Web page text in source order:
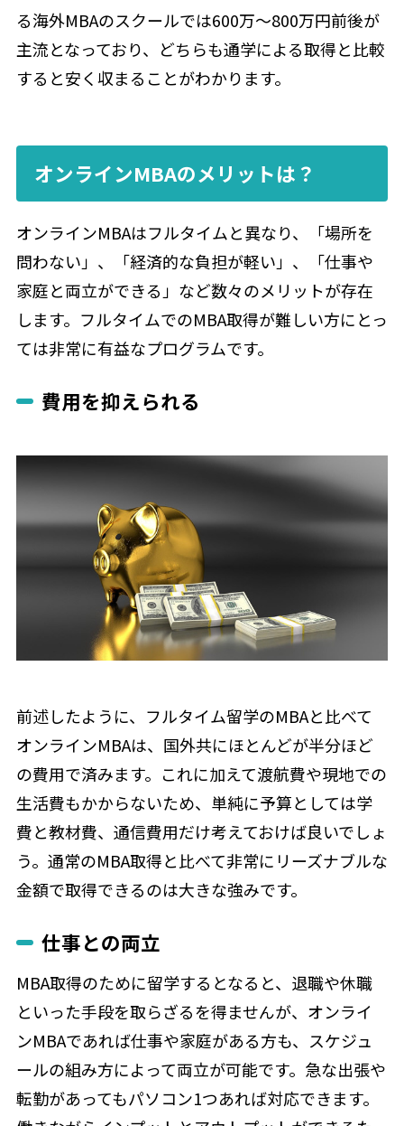
る海外MBAのスクールでは600万〜800万円前後が
主流となっており、どちらも通学による取得と比較
すると安く収まることがわかります。
オンラインMBAのメリットは？
オンラインMBAはフルタイムと異なり、「場所を
問わない」、「経済的な負担が軽い」、「仕事や
家庭と両立ができる」など数々のメリットが存在
します。フルタイムでのMBA取得が難しい方にとっ
ては非常に有益なプログラムです。
費用を抑えられる
前述したように、フルタイム留学のMBAと比べて
オンラインMBAは、国外共にほとんどが半分ほど
の費用で済みます。これに加えて渡航費や現地での
生活費もかからないため、単純に予算としては学
費と教材費、通信費用だけ考えておけば良いでしょ
う。通常のMBA取得と比べて非常にリーズナブルな
金額で取得できるのは大きな強みです。
仕事との両立
MBA取得のために留学するとなると、退職や休職
といった手段を取らざるを得ませんが、オンライ
ンMBAであれば仕事や家庭がある方も、スケジュ
ールの組み方によって両立が可能です。急な出張や
転勤があってもパソコン1つあれば対応できます。